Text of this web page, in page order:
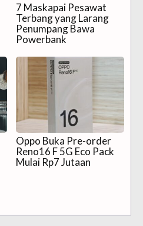
7 Maskapai Pesawat
Terbang yang Larang
Penumpang Bawa
Powerbank
Oppo Buka Pre-order
Reno16 F 5G Eco Pack
Mulai Rp7 Jutaan